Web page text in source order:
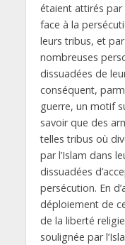
étaient attirés par
face à la
leurs tribus, et
nombreuses
dissuadées de
conséquent,
guerre, un motif
savoir que des
telles tribus où
par l’Islam dans
dissuadées
persécution. En
déploiement de
de la liberté
soulignée par